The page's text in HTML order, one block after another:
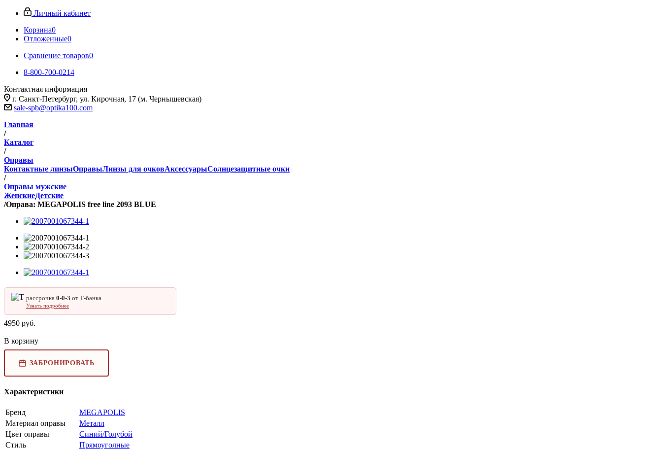
Личный кабинет
Корзина0
Отложенные0
Сравнение товаров0
8-800-700-0214
Контактная информация
г. Санкт-Петербург, ул. Кирочная, 17 (м. Чернышевская)
sale-spb@optika100.com
Главная
/
Каталог
/
Оправы
Контактные линзыОправыЛинзы для очковАксессуарыСолнцезащитные очки
/
Оправы мужские
ЖенскиеДетские
/Оправа: MEGAPOLIS free line 2093 BLUE
рассрочка 0‑0‑3 от Т‑банка
Узнать подробнее
4950 руб.
В корзину
ЗАБРОНИРОВАТЬ
Характеристики
Бренд
MEGAPOLIS
Материал оправы
Металл
Цвет оправы
Синий/Голубой
Стиль
Прямоуголные